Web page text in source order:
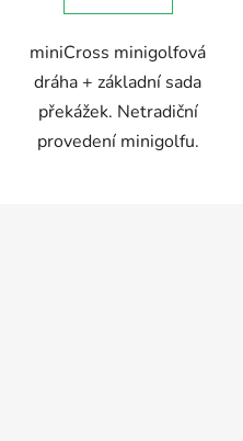
miniCross minigolfová
dráha + základní sada
překážek. Netradiční
provedení minigolfu.